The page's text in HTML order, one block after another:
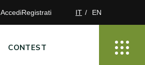
AccediRegistrati IT EN
CONTEST